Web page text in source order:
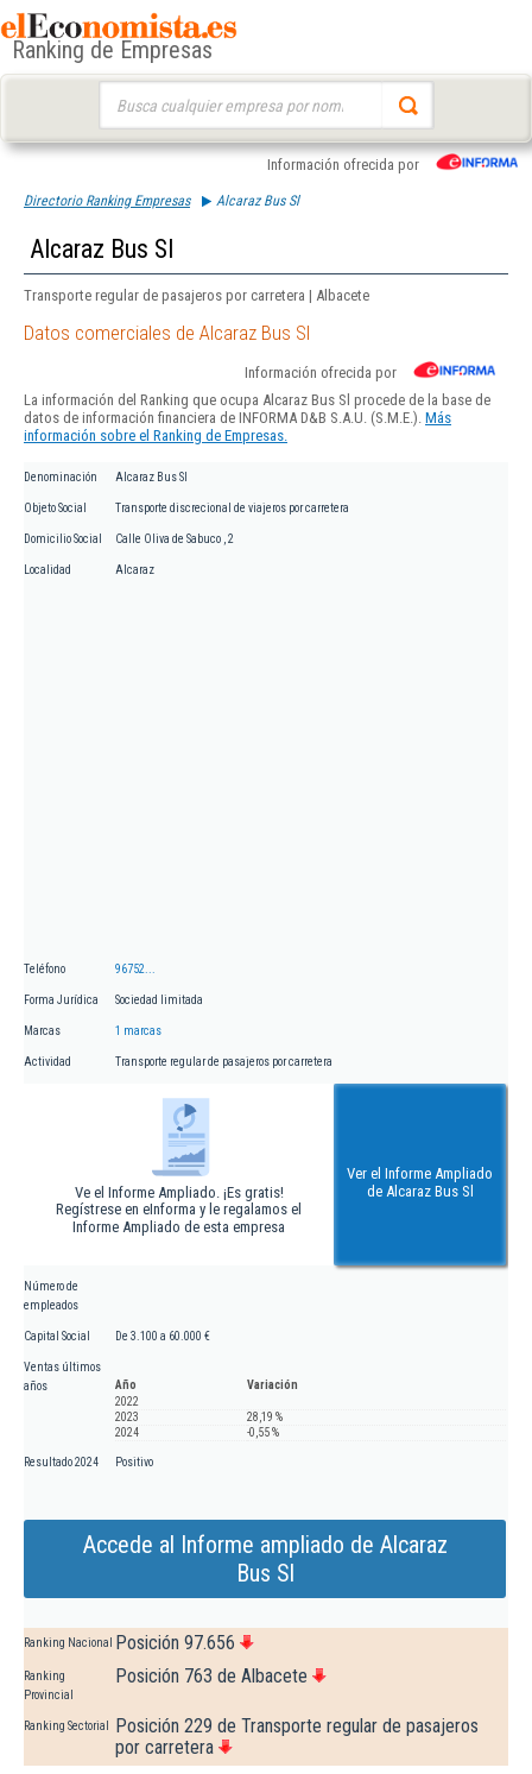
Ranking de Empresas
Información ofrecida por
Directorio Ranking Empresas Alcaraz Bus Sl
Alcaraz Bus Sl
Transporte regular de pasajeros por carretera | Albacete
Datos comerciales de Alcaraz Bus Sl
Información ofrecida por
La información del Ranking que ocupa Alcaraz Bus Sl procede de la base de
datos de información financiera de INFORMA D&B S.A.U. (S.M.E.). Más
información sobre el Ranking de Empresas.
Denominación Alcaraz Bus Sl
Objeto Social Transporte discrecional de viajeros por carretera
Domicilio Social Calle Oliva de Sabuco , 2
Localidad Alcaraz
Teléfono 96752...
Forma Jurídica Sociedad limitada
Marcas 1 marcas
Actividad Transporte regular de pasajeros por carretera
Ve el Informe Ampliado. ¡Es gratis!
Regístrese en eInforma y le regalamos el
Informe Ampliado de esta empresa
Ver el Informe Ampliado
de Alcaraz Bus Sl
Número de
empleados
Capital Social De 3.100 a 60.000 €
Ventas últimos
años
Año
Variación
2022
2023
28,19 %
2024
-0,55 %
Resultado 2024 Positivo
Accede al Informe ampliado de Alcaraz
Bus Sl
Ranking Nacional Posición 97.656
Ranking
Provincial
Posición 763 de Albacete
Ranking Sectorial
Posición 229 de Transporte regular de pasajeros
por carretera